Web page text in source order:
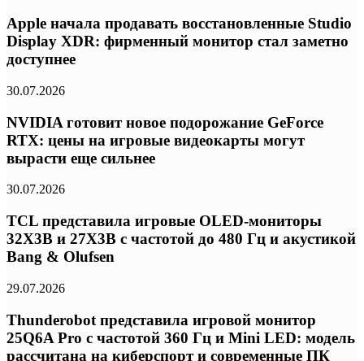
Apple начала продавать восстановленные Studio
Display XDR: фирменный монитор стал заметно
доступнее
30.07.2026
NVIDIA готовит новое подорожание GeForce
RTX: цены на игровые видеокарты могут
вырасти еще сильнее
30.07.2026
TCL представила игровые OLED-мониторы
32X3B и 27X3B с частотой до 480 Гц и акустикой
Bang & Olufsen
29.07.2026
Thunderobot представила игровой монитор
25Q6A Pro с частотой 360 Гц и Mini LED: модель
рассчитана на киберспорт и современные ПК